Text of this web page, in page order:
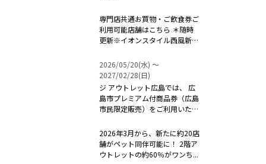
専門店共通お買物・ご飲食券ご
利用可能店舗はこちら ＊随時
更新※イオンスタイル西風新都
2026/05/20(水) 〜
2027/02/28(日)
ジ アウトレット広島では、 広
島市プレミアム付商品券（広島
市民限定販売）をご利用いただ
2026年3月から、新たに約20店
舗がペット同伴可能に！ 2階ア
ウトレットの約60％がワンち...